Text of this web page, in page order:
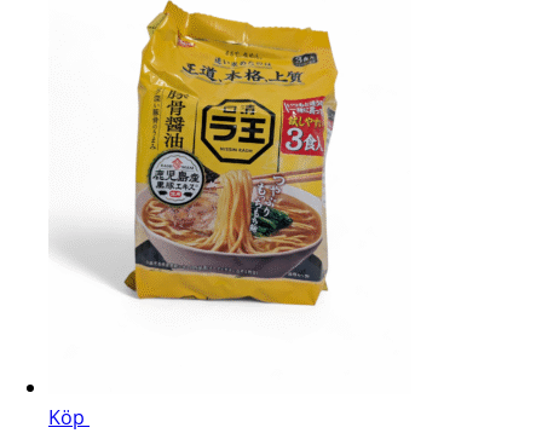
Köp